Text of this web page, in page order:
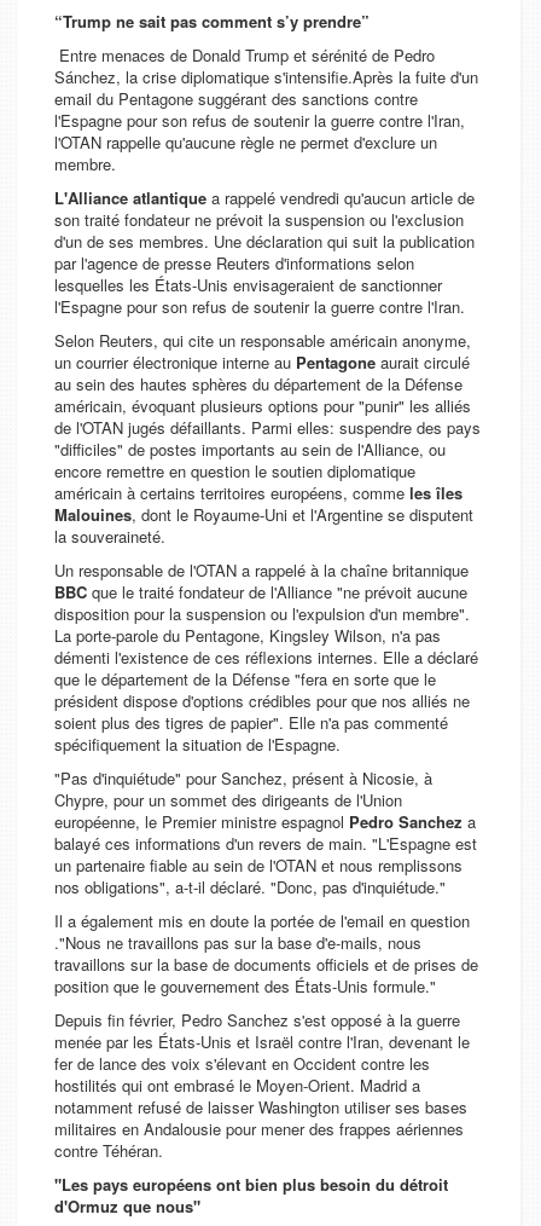
“Trump ne sait pas comment s’y prendre”
Entre menaces de Donald Trump et sérénité de Pedro
Sánchez, la crise diplomatique s'intensifie.Après la fuite d'un
email du Pentagone suggérant des sanctions contre
l'Espagne pour son refus de soutenir la guerre contre l'Iran,
l'OTAN rappelle qu'aucune règle ne permet d'exclure un
membre.
L'Alliance atlantique a rappelé vendredi qu'aucun article de
son traité fondateur ne prévoit la suspension ou l'exclusion
d'un de ses membres. Une déclaration qui suit la publication
par l'agence de presse Reuters d'informations selon
lesquelles les États-Unis envisageraient de sanctionner
l'Espagne pour son refus de soutenir la guerre contre l'Iran.
Selon Reuters, qui cite un responsable américain anonyme,
un courrier électronique interne au Pentagone aurait circulé
au sein des hautes sphères du département de la Défense
américain, évoquant plusieurs options pour "punir" les alliés
de l'OTAN jugés défaillants. Parmi elles: suspendre des pays
"difficiles" de postes importants au sein de l'Alliance, ou
encore remettre en question le soutien diplomatique
américain à certains territoires européens, comme les îles
Malouines, dont le Royaume-Uni et l'Argentine se disputent
la souveraineté.
Un responsable de l'OTAN a rappelé à la chaîne britannique
BBC que le traité fondateur de l'Alliance "ne prévoit aucune
disposition pour la suspension ou l'expulsion d'un membre".
La porte-parole du Pentagone, Kingsley Wilson, n'a pas
démenti l'existence de ces réflexions internes. Elle a déclaré
que le département de la Défense "fera en sorte que le
président dispose d'options crédibles pour que nos alliés ne
soient plus des tigres de papier". Elle n'a pas commenté
spécifiquement la situation de l'Espagne.
"Pas d'inquiétude" pour Sanchez, présent à Nicosie, à
Chypre, pour un sommet des dirigeants de l'Union
européenne, le Premier ministre espagnol Pedro Sanchez a
balayé ces informations d'un revers de main. "L'Espagne est
un partenaire fiable au sein de l'OTAN et nous remplissons
nos obligations", a-t-il déclaré. "Donc, pas d'inquiétude."
Il a également mis en doute la portée de l'email en question
."Nous ne travaillons pas sur la base d'e-mails, nous
travaillons sur la base de documents officiels et de prises de
position que le gouvernement des États-Unis formule."
Depuis fin février, Pedro Sanchez s'est opposé à la guerre
menée par les États-Unis et Israël contre l'Iran, devenant le
fer de lance des voix s'élevant en Occident contre les
hostilités qui ont embrasé le Moyen-Orient. Madrid a
notamment refusé de laisser Washington utiliser ses bases
militaires en Andalousie pour mener des frappes aériennes
contre Téhéran.
"Les pays européens ont bien plus besoin du détroit
d'Ormuz que nous"